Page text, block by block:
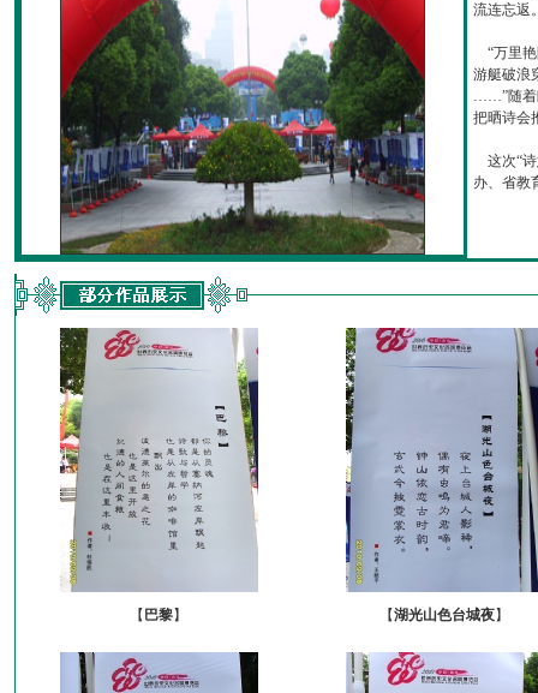
流连忘返
“万里艳
游艇破浪
……”随着
把晒诗会
这次“诗
办、省教
【 巴黎】 【湖光山色台城夜】